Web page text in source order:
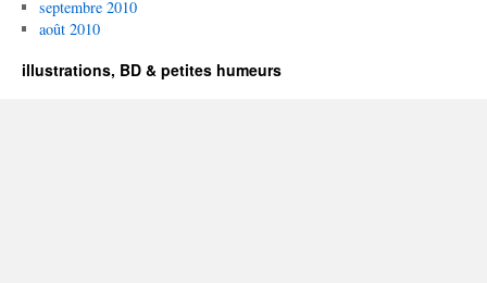
septembre 2010
août 2010
illustrations, BD & petites humeurs